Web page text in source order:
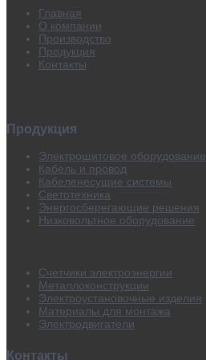
Главная
О компании
Производство
Продукция
Контакты
Продукция
Электрощитовое оборудование
Кабель и провод
Кабеленесущие системы
Светотехника
Энергосберегающие решения
Низковольтное оборудование
Счетчики электроэнергии
Металлоконструкции
Электроустановочные изделия
Материалы для монтажа
Электродвигатели
Контакты